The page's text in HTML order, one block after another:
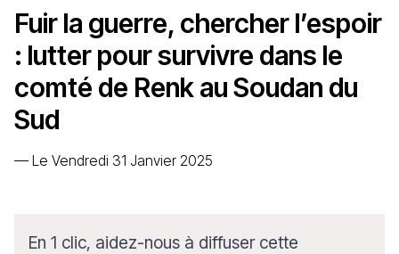
Fuir la guerre, chercher l’espoir
: lutter pour survivre dans le
comté de Renk au Soudan du
Sud
— Le Vendredi 31 Janvier 2025
En 1 clic, aidez-nous à diffuser cette